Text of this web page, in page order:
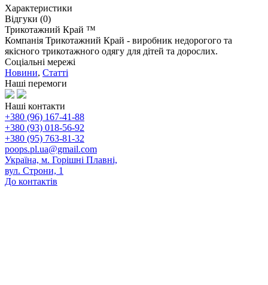
Характеристики
Відгуки (0)
Трикотажний Край ™
Компанія Трикотажний Край - виробник недорогого та
якісного трикотажного одягу для дітей та дорослих.
Соціальні мережі
Новини, Статті
Наші перемоги
Наші контакти
+380 (96) 167-41-88
+380 (93) 018-56-92
+380 (95) 763-81-32
poops.pl.ua@gmail.com
Україна, м. Горішні Плавні,
вул. Строни, 1
До контактів